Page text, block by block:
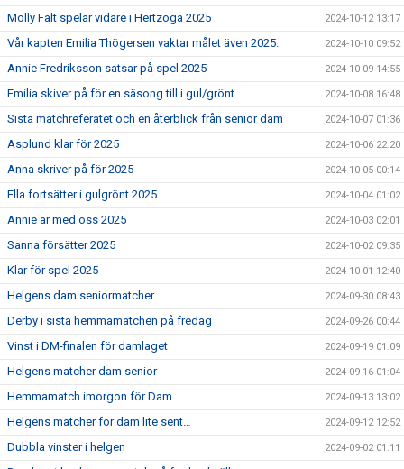
Molly Fält spelar vidare i Hertzöga 2025 2024-10-12 13:17
Vår kapten Emilia Thögersen vaktar målet även 2025. 2024-10-10 09:52
Annie Fredriksson satsar på spel 2025 2024-10-09 14:55
Emilia skiver på för en säsong till i gul/grönt 2024-10-08 16:48
Sista matchreferatet och en återblick från senior dam 2024-10-07 01:36
Asplund klar för 2025 2024-10-06 22:20
Anna skriver på för 2025 2024-10-05 00:14
Ella fortsätter i gulgrönt 2025 2024-10-04 01:02
Annie är med oss 2025 2024-10-03 02:01
Sanna försätter 2025 2024-10-02 09:35
Klar för spel 2025 2024-10-01 12:40
Helgens dam seniormatcher 2024-09-30 08:43
Derby i sista hemmamatchen på fredag 2024-09-26 00:44
Vinst i DM-finalen för damlaget 2024-09-19 01:09
Helgens matcher dam senior 2024-09-16 01:04
Hemmamatch imorgon för Dam 2024-09-13 13:02
Helgens matcher för dam lite sent… 2024-09-12 12:52
Dubbla vinster i helgen 2024-09-02 01:11